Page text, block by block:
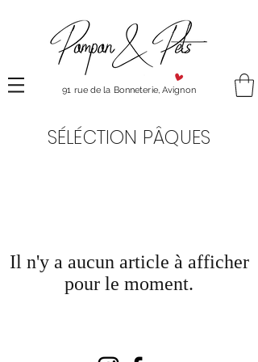
91 rue de la Bonneterie, Avignon
SÉLÉCTION PÂQUES
Il n'y a aucun article à afficher
pour le moment.